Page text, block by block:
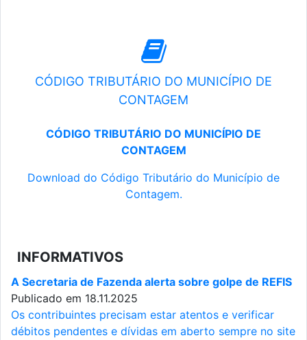
CÓDIGO TRIBUTÁRIO DO MUNICÍPIO DE
CONTAGEM
CÓDIGO TRIBUTÁRIO DO MUNICÍPIO DE
CONTAGEM
Download do Código Tributário do Município de
Contagem.
INFORMATIVOS
A Secretaria de Fazenda alerta sobre golpe de REFIS
Publicado em 18.11.2025
Os contribuintes precisam estar atentos e verificar
débitos pendentes e dívidas em aberto sempre no site